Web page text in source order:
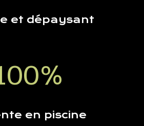
et dépaysant
%
en piscine